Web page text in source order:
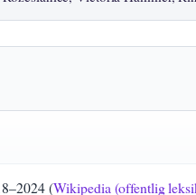
(Wikipedia (offentlig